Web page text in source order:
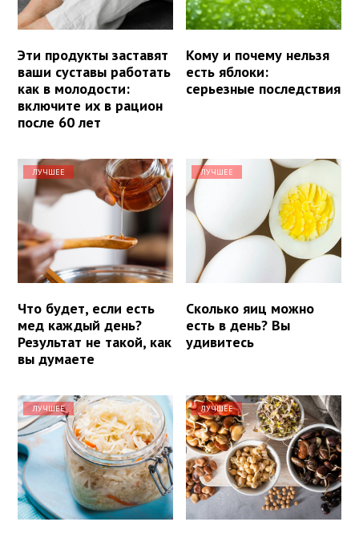
Эти продукты заставят
ваши суставы работать
как в молодости:
включите их в рацион
после 60 лет
Кому и почему нельзя
есть яблоки:
серьезные последствия
ЛУЧШЕЕ
Что будет, если есть
мед каждый день?
Результат не такой, как
вы думаете
ЛУЧШЕЕ
Сколько яиц можно
есть в день? Вы
удивитесь
ЛУЧШЕЕ ЛУЧШЕЕ